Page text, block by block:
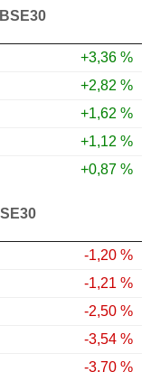
+3,36 %
+2,82 %
+1,62 %
+1,12 %
+0,87 %
-1,20 %
-1,21 %
-2,50 %
-3,54 %
-3,70 %